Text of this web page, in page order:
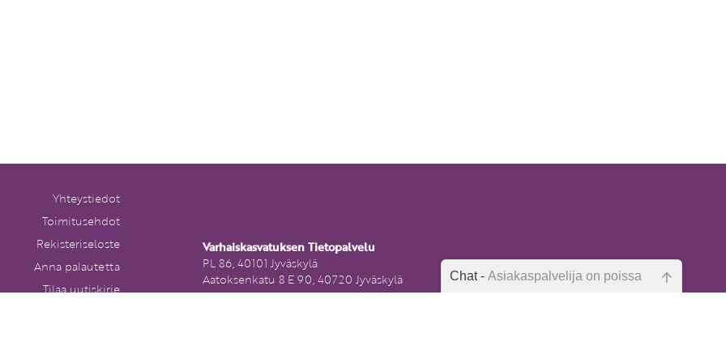
Yhteystiedot
Toimitusehdot
Rekisteriseloste
Anna palautetta
Tilaa uutiskirje
Varhaiskasvatuksen Tietopalvelu
PL 86, 40101 Jyväskylä
Aatoksenkatu 8 E 90, 40720 Jyväskylä
Chat -Asiakaspalvelija on poissa